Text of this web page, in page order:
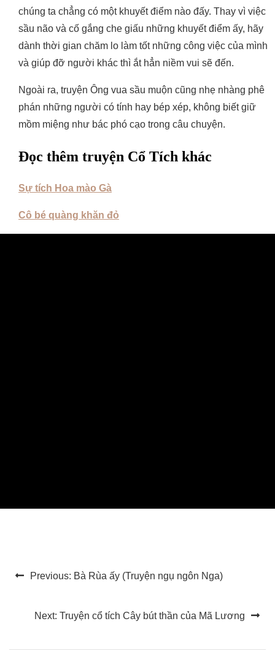
chúng ta chẳng có một khuyết điểm nào đấy. Thay vì việc
sầu não và cố gắng che giấu những khuyết điểm ấy, hãy
dành thời gian chăm lo làm tốt những công việc của mình
và giúp đỡ người khác thì ắt hẳn niềm vui sẽ đến.
Ngoài ra, truyện Ông vua sầu muộn cũng nhẹ nhàng phê
phán những người có tính hay bép xép, không biết giữ
mồm miệng như bác phó cạo trong câu chuyện.
Đọc thêm truyện Cổ Tích khác
Sự tích Hoa mào Gà
Cô bé quàng khăn đỏ
ĐiềuPrevious: Bà Rùa ấy (Truyện ngụ ngôn Nga)
Next: Truyện cổ tích Cây bút thần của Mã Lương